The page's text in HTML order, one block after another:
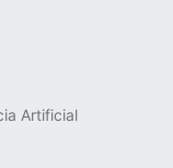
Artificial